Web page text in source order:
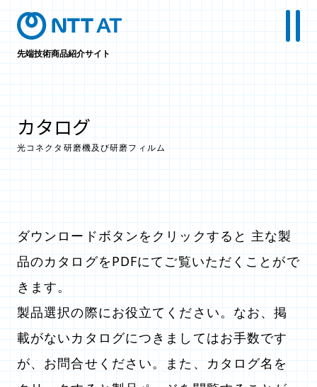
先端技術商品紹介サイト
カタログ
光コネクタ研磨機及び研磨フィルム
ダウンロードボタンをクリックすると 主な製
品のカタログをPDFにてご覧いただくことがで
きます。
製品選択の際にお役立てください。なお、掲
載がないカタログにつきましてはお手数です
が、お問合せください。また、カタログ名を